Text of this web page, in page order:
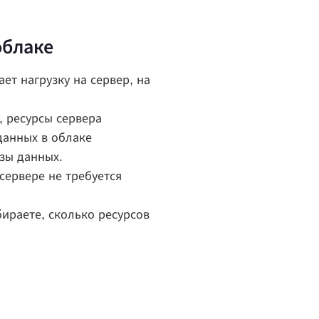
нагрузку на сервер, на
ресурсы сервера
в облаке
данных.
не требуется
сколько ресурсов